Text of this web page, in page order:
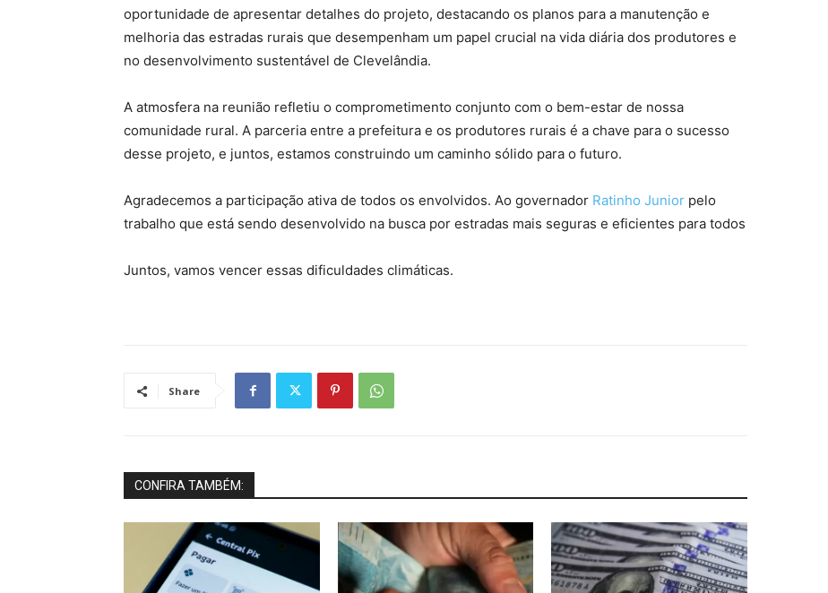
oportunidade de apresentar detalhes do projeto, destacando os planos para a manutenção e
melhoria das estradas rurais que desempenham um papel crucial na vida diária dos produtores e
no desenvolvimento sustentável de Clevelândia.
A atmosfera na reunião refletiu o comprometimento conjunto com o bem-estar de nossa
comunidade rural. A parceria entre a prefeitura e os produtores rurais é a chave para o sucesso
desse projeto, e juntos, estamos construindo um caminho sólido para o futuro.
Agradecemos a participação ativa de todos os envolvidos. Ao governador Ratinho Junior pelo
trabalho que está sendo desenvolvido na busca por estradas mais seguras e eficientes para todos
Juntos, vamos vencer essas dificuldades climáticas.
Share
CONFIRA TAMBÉM: